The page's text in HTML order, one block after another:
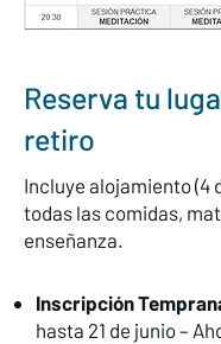
Reserva tu
retiro
Incluye alojamiento (4
todas las comidas,
enseñanza.
Inscripción
hasta 21 de junio –